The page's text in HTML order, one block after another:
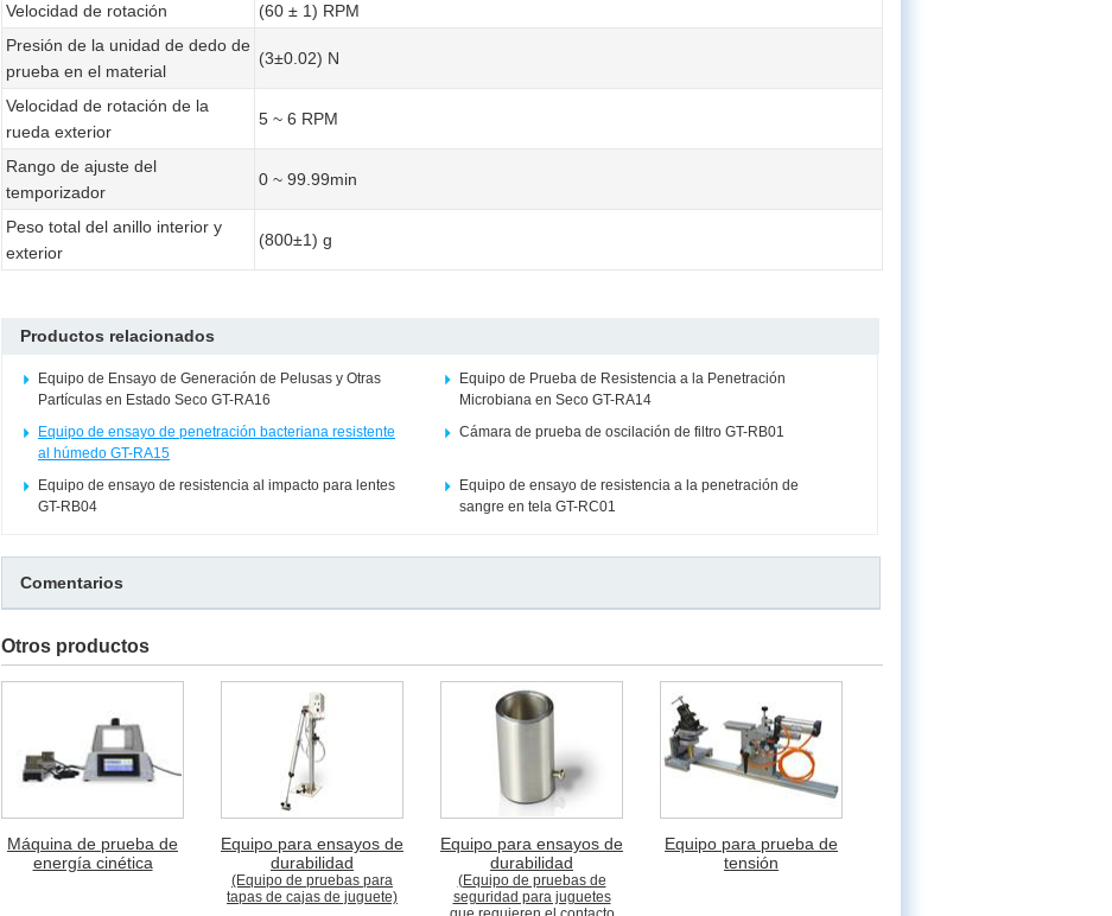
Velocidad de rotación
(60 ± 1) RPM
Presión de la unidad de dedo de
prueba en el material
(3±0.02) N
Velocidad de rotación de la
rueda exterior
5 ~ 6 RPM
Rango de ajuste del
temporizador
0 ~ 99.99min
Peso total del anillo interior y
exterior
(800±1) g
Productos relacionados
Equipo de Ensayo de Generación de Pelusas y Otras
Partículas en Estado Seco GT-RA16
Equipo de Prueba de Resistencia a la Penetración
Microbiana en Seco GT-RA14
Equipo de ensayo de penetración bacteriana resistente
al húmedo GT-RA15
Cámara de prueba de oscilación de filtro GT-RB01
Equipo de ensayo de resistencia al impacto para lentes
GT-RB04
Equipo de ensayo de resistencia a la penetración de
sangre en tela GT-RC01
Comentarios
Otros productos
Máquina de prueba de
energía cinética
Equipo para ensayos de
durabilidad
(Equipo de pruebas para
tapas de cajas de juguete)
Equipo para ensayos de
durabilidad
(Equipo de pruebas de
seguridad para juguetes
Equipo para prueba de
tensión